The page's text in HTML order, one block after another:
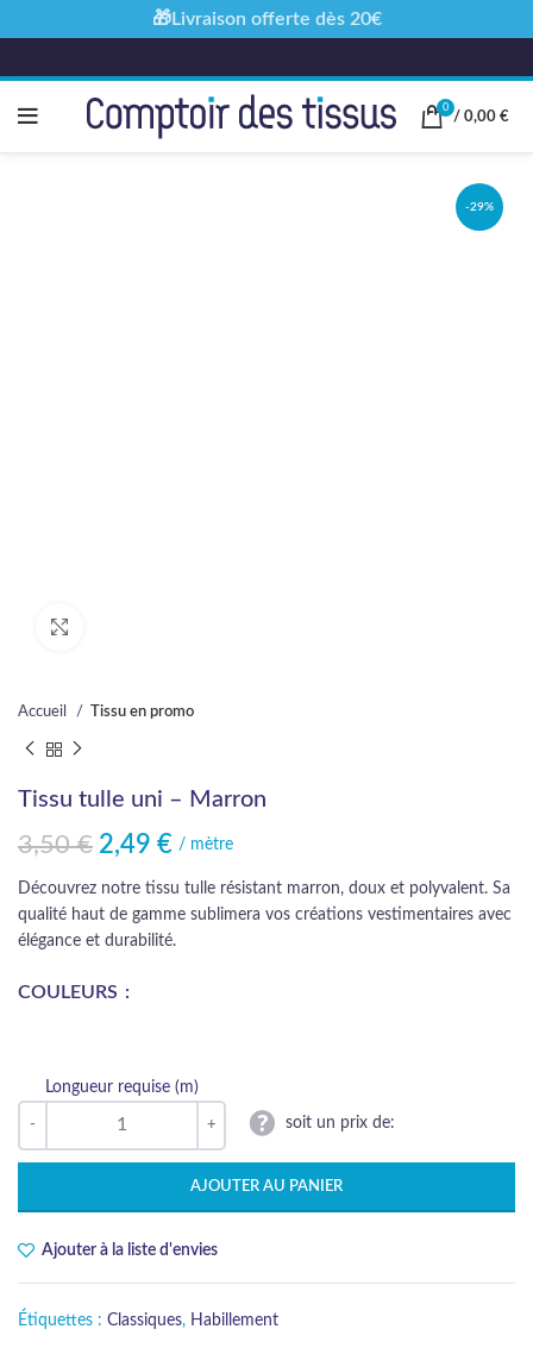
0
/ 0,00 €
-29%
Accueil Tissu en promo
Tissu tulle uni – Marron
3,50€
Le prix initial était : 3,50 €.
2,49 €
Le prix actuel est : 2,49 €./ mètre
Découvrez notre tissu tulle résistant marron, doux et polyvalent. Sa
qualité haut de gamme sublimera vos créations vestimentaires avec
élégance et durabilité.
COULEURS
Longueur requise (m)
soit un prix de:
AJOUTER AU PANIER
Ajouter à la liste d'envies
Étiquettes : Classiques, Habillement
🎁Livraison offerte dès 20€